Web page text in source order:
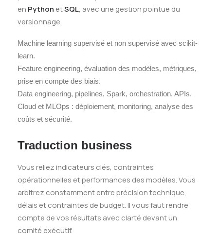
en Python etSQL, avec une gestion pointue du
versionnage.
Machine learning supervisé et non supervisé avec scikit-
learn.
Feature engineering, évaluation des modèles, métriques,
prise en compte des biais.
Data engineering, pipelines, Spark, orchestration, APIs.
Cloud et MLOps : déploiement, monitoring, analyse des
coûts et sécurité.
Traduction business
Vous reliez indicateurs clés, contraintes
opérationnelles et performances des modèles. Vous
arbitrez constamment entre précision technique,
délais et contraintes de budget. Il vous faut rendre
compte de vos résultats avec clarté devant un
comité exécutif.